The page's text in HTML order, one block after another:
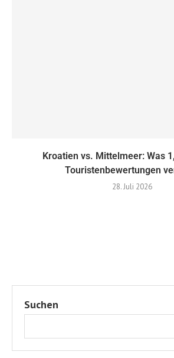
Kroatien vs. Mittelmeer: ​​Was
Touristenbewertungen
28. Juli 2026
Suchen